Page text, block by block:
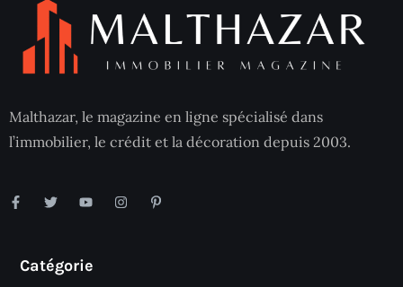
Malthazar, le magazine en ligne spécialisé dans
l’immobilier, le crédit et la décoration depuis 2003.
Catégorie